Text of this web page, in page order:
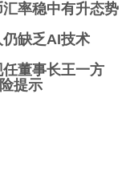
率稳中有升态势
缺乏AI技术
董事长王一方
提示